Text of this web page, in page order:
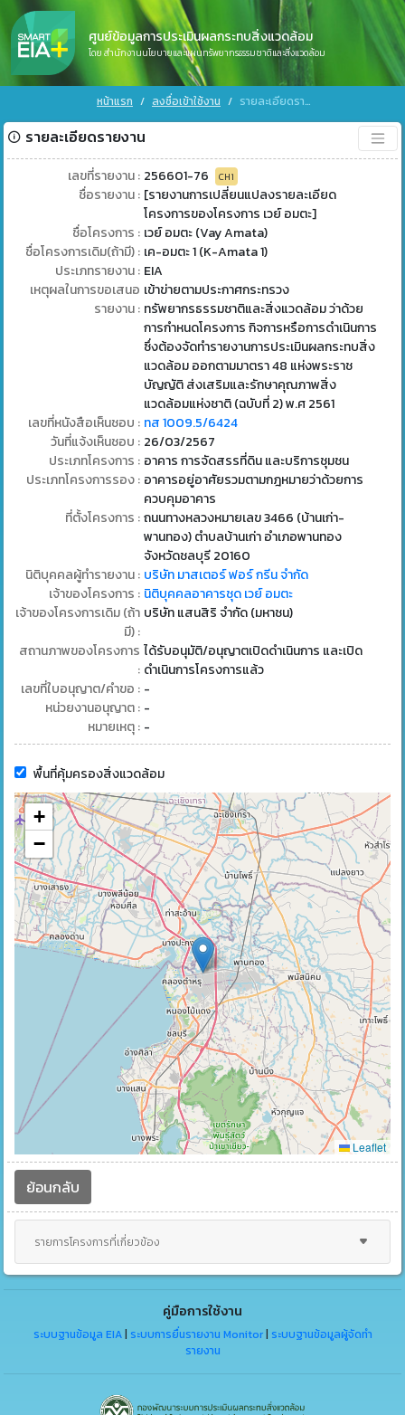
ศูนย์ข้อมูลการประเมินผลกระทบสิ่งแวดล้อม
โดย สำนักงานนโยบายและแผนทรัพยากรธรรมชาติและสิ่งแวดล้อม
หน้าแรก ลงชื่อเข้าใช้งาน รายละเอียดรายงาน
รายละเอียดรายงาน
เลขที่รายงาน : 256601-76 CH1
ชื่อรายงาน : [รายงานการเปลี่ยนแปลงรายละเอียด
โครงการของโครงการ เวย์ อมตะ]
ชื่อโครงการ : เวย์ อมตะ (Vay Amata)
ชื่อโครงการเดิม(ถ้ามี) : เค-อมตะ 1 (K-Amata 1)
ประเภทรายงาน : EIA
เหตุผลในการขอเสนอ
รายงาน :
เข้าข่ายตามประกาศกระทรวง
ทรัพยากรธรรมชาติและสิ่งแวดล้อม ว่าด้วย
การกำหนดโครงการ กิจการหรือการดำเนินการ
ซึ่งต้องจัดทำรายงานการประเมินผลกระทบสิ่ง
แวดล้อม ออกตามมาตรา 48 แห่งพระราช
บัญญัติ ส่งเสริมและรักษาคุณภาพสิ่ง
แวดล้อมแห่งชาติ (ฉบับที่ 2) พ.ศ 2561
เลขที่หนังสือเห็นชอบ : ทส 1009.5/6424
วันที่แจ้งเห็นชอบ : 26/03/2567
ประเภทโครงการ : อาคาร การจัดสรรที่ดิน และบริการชุมชน
ประเภทโครงการรอง : อาคารอยู่อาศัยรวมตามกฎหมายว่าด้วยการ
ควบคุมอาคาร
ที่ตั้งโครงการ : ถนนทางหลวงหมายเลข 3466 (บ้านเก่า-
พานทอง) ตำบลบ้านเก่า อำเภอพานทอง
จังหวัดชลบุรี 20160
นิติบุคคลผู้ทำรายงาน : บริษัท มาสเตอร์ ฟอร์ กรีน จำกัด
เจ้าของโครงการ : นิติบุคคลอาคารชุด เวย์ อมตะ
เจ้าของโครงการเดิม (ถ้า
มี) :
บริษัท แสนสิริ จำกัด (มหาชน)
สถานภาพของโครงการ
:
ได้รับอนุมัติ/อนุญาตเปิดดำเนินการ และเปิด
ดำเนินการโครงการแล้ว
เลขที่ใบอนุญาต/คำขอ : -
หน่วยงานอนุญาต : -
หมายเหตุ : -
พื้นที่คุ้มครองสิ่งแวดล้อม
+
−
Leaflet
ย้อนกลับ
รายการโครงการที่เกี่ยวข้อง
คู่มือการใช้งาน
ระบบฐานข้อมูล EIA| ระบบการยื่นรายงาน Monitor| ระบบฐานข้อมูลผู้จัดทำ
รายงาน